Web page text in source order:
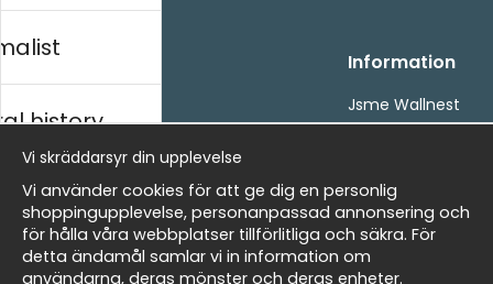
Handla
Villkor
- Returer och återbetalningar
Om cookies
Mina favoriter
Information
Jsme Wallnest
FAQ
Newsletter
history
Vi skräddarsyr din upplevelse
Vi använder cookies för att ge dig en personlig
shoppingupplevelse, personanpassad annonsering och
för hålla våra webbplatser tillförlitliga och säkra. För
detta ändamål samlar vi in information om
användarna, deras mönster och deras enheter.